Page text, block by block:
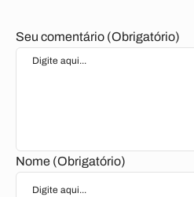
Seu comentário (Obrigatório)
Nome (Obrigatório)